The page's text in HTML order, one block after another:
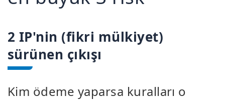
2 IP'nin (fikri mülkiyet)
sürünen çıkışı
Kim ödeme yaparsa kuralları o